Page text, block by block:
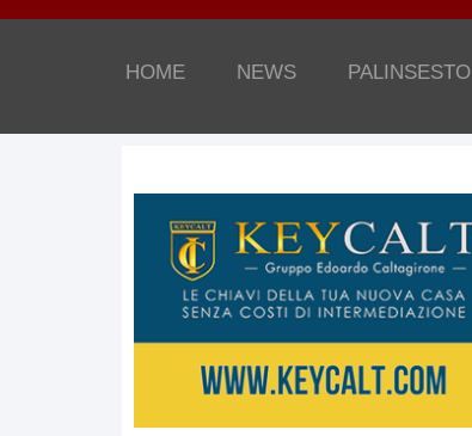
HOME NEWS PALINSESTO